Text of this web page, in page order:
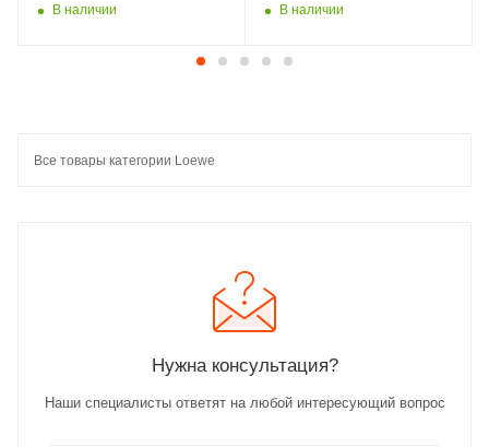
В наличии В наличии
Все товары категории Loewe
Нужна консультация?
Наши специалисты ответят на любой интересующий вопрос